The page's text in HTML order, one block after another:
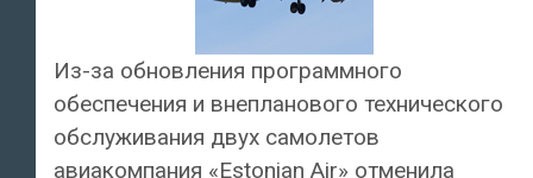
Из-за обновления программного
обеспечения и внепланового технического
обслуживания двух самолетов
авиакомпания «Estonian Air» отменила